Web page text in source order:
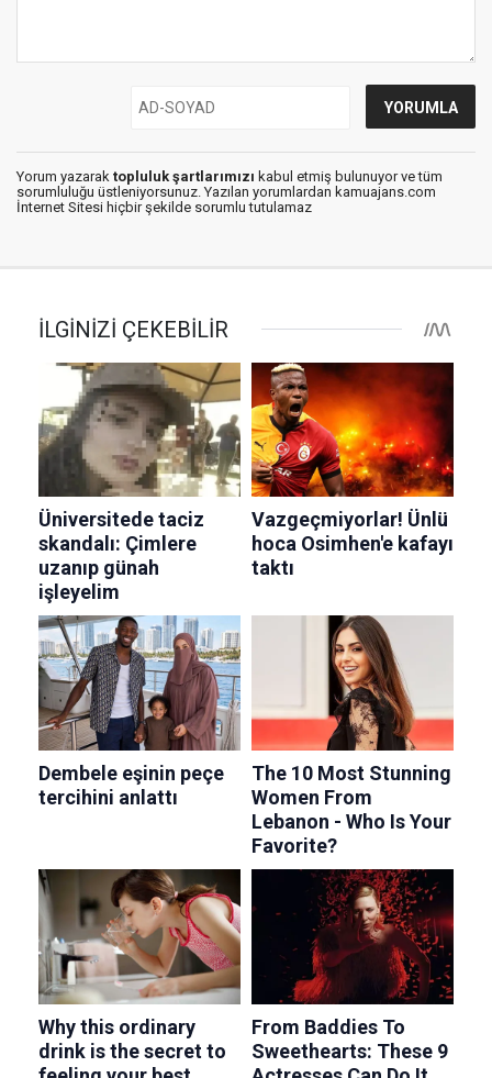
Yorum yazarak topluluk şartlarımızı kabul etmiş bulunuyor ve tüm
sorumluluğu üstleniyorsunuz. Yazılan yorumlardan kamuajans.com
İnternet Sitesi hiçbir şekilde sorumlu tutulamaz